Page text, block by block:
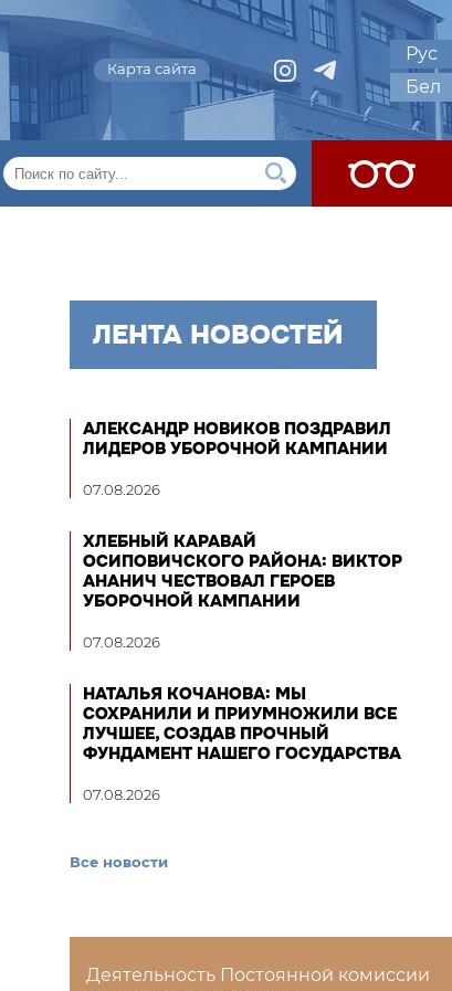
Карта сайта
Рус
Бел
ЛЕНТА НОВОСТЕЙ
АЛЕКСАНДР НОВИКОВ ПОЗДРАВИЛ
ЛИДЕРОВ УБОРОЧНОЙ КАМПАНИИ
07.08.2026
ХЛЕБНЫЙ КАРАВАЙ
ОСИПОВИЧСКОГО РАЙОНА: ВИКТОР
АНАНИЧ ЧЕСТВОВАЛ ГЕРОЕВ
УБОРОЧНОЙ КАМПАНИИ
07.08.2026
НАТАЛЬЯ КОЧАНОВА: МЫ
СОХРАНИЛИ И ПРИУМНОЖИЛИ ВСЕ
ЛУЧШЕЕ, СОЗДАВ ПРОЧНЫЙ
ФУНДАМЕНТ НАШЕГО ГОСУДАРСТВА
07.08.2026
Все новости
Деятельность Постоянной комиссии